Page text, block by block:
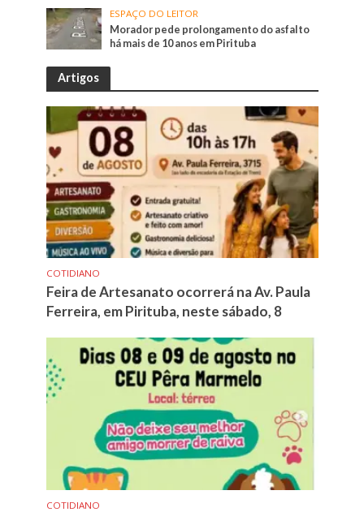
ESPAÇO DO LEITOR
Morador pede prolongamento do asfalto
há mais de 10 anos em Pirituba
Artigos
COTIDIANO
Feira de Artesanato ocorrerá na Av. Paula
Ferreira, em Pirituba, neste sábado, 8
COTIDIANO